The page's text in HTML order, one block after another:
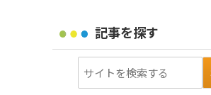
記事を探す